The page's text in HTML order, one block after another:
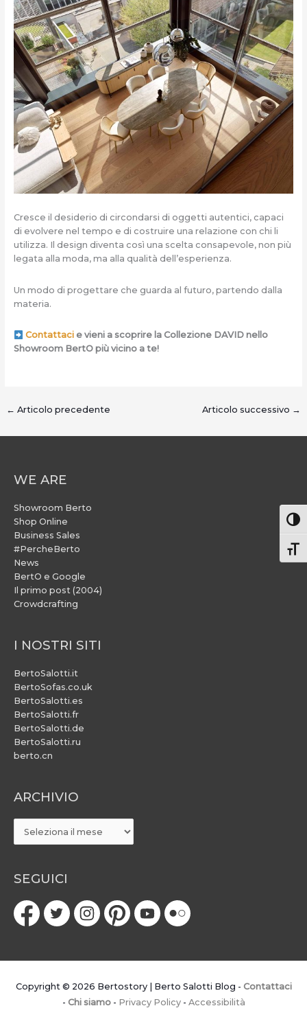
Cresce il desiderio di circondarsi di oggetti autentici, capaci
di evolvere nel tempo e di costruire una relazione con chi li
utilizza. Il design diventa così una scelta consapevole, non più
legata alla moda, ma alla qualità dell’esperienza.
Un modo di progettare che guarda al futuro, partendo dalla
materia.
Contattaci e vieni a scoprire la Collezione DAVID nello
Showroom BertO più vicino a te!
← Articolo precedente Articolo successivo →
WE ARE
Showroom Berto
Shop Online
Business Sales
#PercheBerto
News
BertO e Google
Il primo post (2004)
Crowdcrafting
I NOSTRI SITI
BertoSalotti.it
BertoSofas.co.uk
BertoSalotti.es
BertoSalotti.fr
BertoSalotti.de
BertoSalotti.ru
berto.cn
ARCHIVIO
ARCHIVIO
SEGUICI
Copyright © 2026 Bertostory | Berto Salotti Blog - Contattaci
- Chi siamo- Privacy Policy- Accessibilità